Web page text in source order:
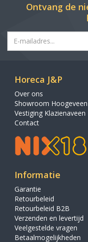
Ontvang de
Horeca J&P
Over ons
Showroom Hoogeveen
Vestiging Klazienaveen
Contact
Informatie
Garantie
Retourbeleid
Retourbeleid B2B
Verzenden en levertijd
Veelgestelde vragen
Betaalmogelijkheden